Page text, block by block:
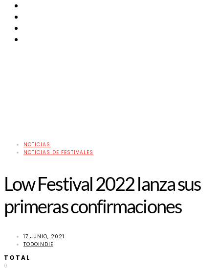
NOTICIAS
NOTICIAS DE FESTIVALES
Low Festival 2022 lanza sus
primeras confirmaciones
17 JUNIO, 2021
TODOINDIE
TOTAL
0